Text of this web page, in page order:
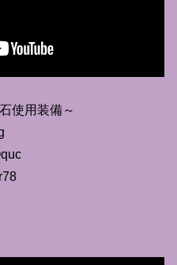
使用装備～